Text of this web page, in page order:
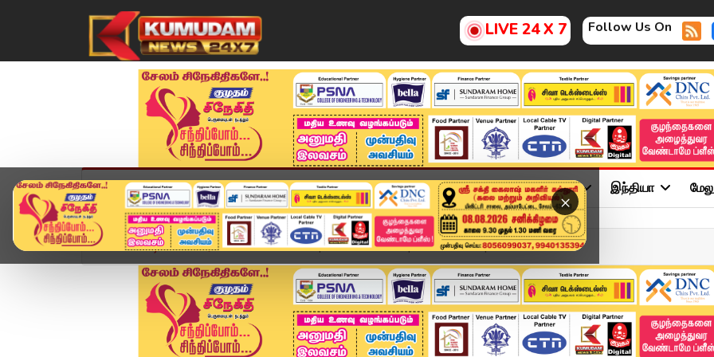
LIVE 24 X 7 Follow Us On
×
முகப்பு விளையாட்டு அண்மை தமிழ்நாடு சினிமா அரசியல் விளையாட்டு இந்தியா
Home வீடியோ ஸ்டோரி Headlines Now | 7 PM Headlines | 17 APR 2026 | ...